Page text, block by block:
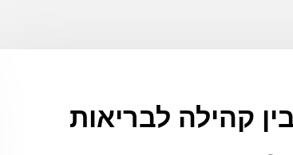
קהילה לבריאות